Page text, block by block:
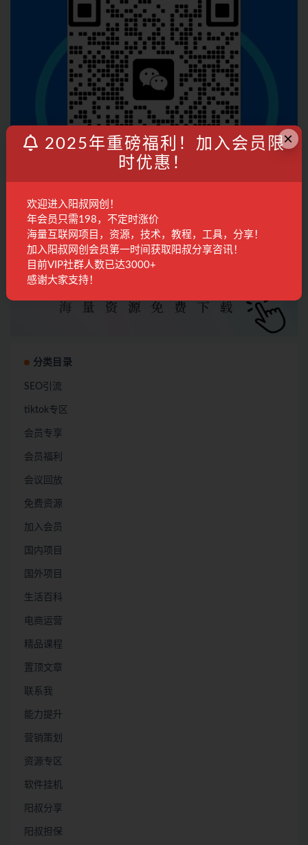
加入会员
分类目录
SEO引流
tiktok专区
会员专享
会员福利
会议回放
免费资源
加入会员
国内项目
国外项目
生活百科
电商运营
精品课程
置顶文章
联系我
能力提升
营销策划
资源专区
软件挂机
阳叔分享
阳叔担保
×
2025年重磅福利！加入会员限
时优惠！
欢迎进入阳叔网创！
年会员只需198，不定时涨价
海量互联网项目，资源，技术，教程，工具，分享！
加入阳叔网创会员第一时间获取阳叔分享咨讯！
目前VIP社群人数已达3000+
感谢大家支持！